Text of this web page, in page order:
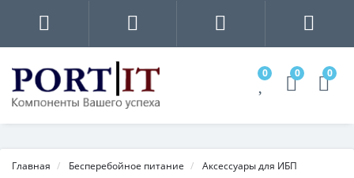
0 0 0
Главная Бесперебойное питание Аксессуары для ИБП